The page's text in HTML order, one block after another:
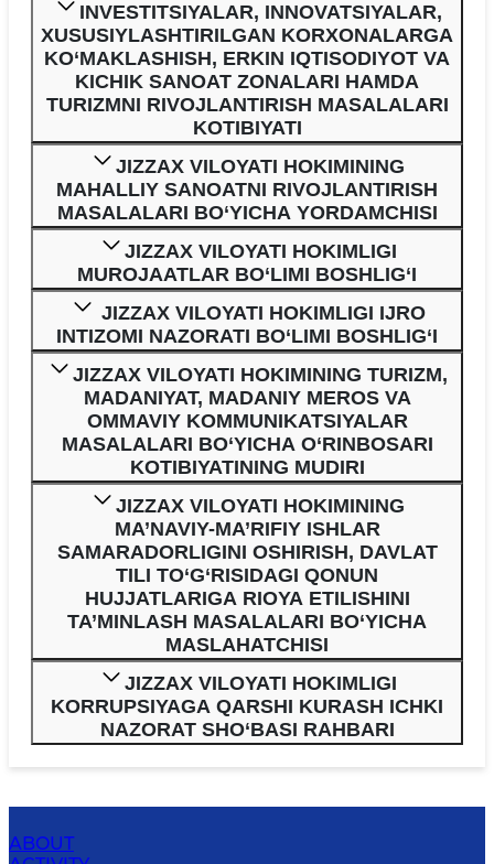
INVESTITSIYALAR, INNOVATSIYALAR,
XUSUSIYLASHTIRILGAN KORXONALARGA
KO‘MAKLASHISH, ERKIN IQTISODIYOT VA
KICHIK SANOAT ZONALARI HAMDA
TURIZMNI RIVOJLANTIRISH MASALALARI
KOTIBIYATI
JIZZAX VILOYATI HOKIMINING
MAHALLIY SANOATNI RIVOJLANTIRISH
MASALALARI BO‘YICHA YORDAMCHISI
JIZZAX VILOYATI HOKIMLIGI
MUROJAATLAR BO‘LIMI BOSHLIG‘I
JIZZAX VILOYATI HOKIMLIGI IJRO
INTIZOMI NAZORATI BO‘LIMI BOSHLIG‘I
JIZZAX VILOYATI HOKIMINING TURIZM,
MADANIYAT, MADANIY MEROS VA
OMMAVIY KOMMUNIKATSIYALAR
MASALALARI BO‘YICHA O‘RINBOSARI
KOTIBIYATINING MUDIRI
JIZZAX VILOYATI HOKIMINING
MA’NAVIY-MA’RIFIY ISHLAR
SAMARADORLIGINI OSHIRISH, DAVLAT
TILI TO‘G‘RISIDAGI QONUN
HUJJATLARIGA RIOYA ETILISHINI
TA’MINLASH MASALALARI BO‘YICHA
MASLAHATCHISI
JIZZAX VILOYATI HOKIMLIGI
KORRUPSIYAGA QARSHI KURASH ICHKI
NAZORAT SHO‘BASI RAHBARI
ABOUT